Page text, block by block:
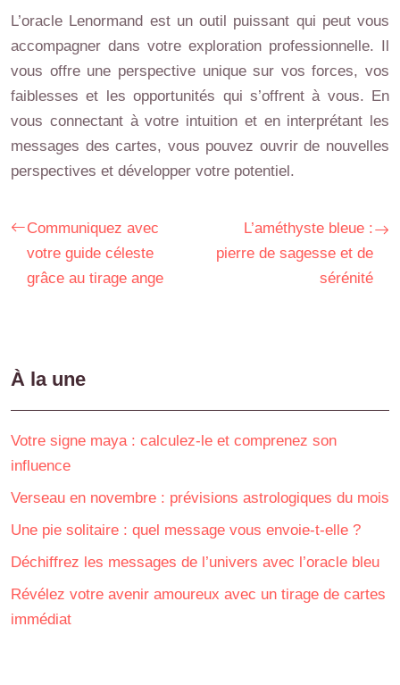
L’oracle Lenormand est un outil puissant qui peut vous
accompagner dans votre exploration professionnelle. Il
vous offre une perspective unique sur vos forces, vos
faiblesses et les opportunités qui s’offrent à vous. En
vous connectant à votre intuition et en interprétant les
messages des cartes, vous pouvez ouvrir de nouvelles
perspectives et développer votre potentiel.
Communiquez avec
votre guide céleste
grâce au tirage ange
L’améthyste bleue :
pierre de sagesse et de
sérénité
À la une
Votre signe maya : calculez-le et comprenez son
influence
Verseau en novembre : prévisions astrologiques du mois
Une pie solitaire : quel message vous envoie-t-elle ?
Déchiffrez les messages de l’univers avec l’oracle bleu
Révélez votre avenir amoureux avec un tirage de cartes
immédiat